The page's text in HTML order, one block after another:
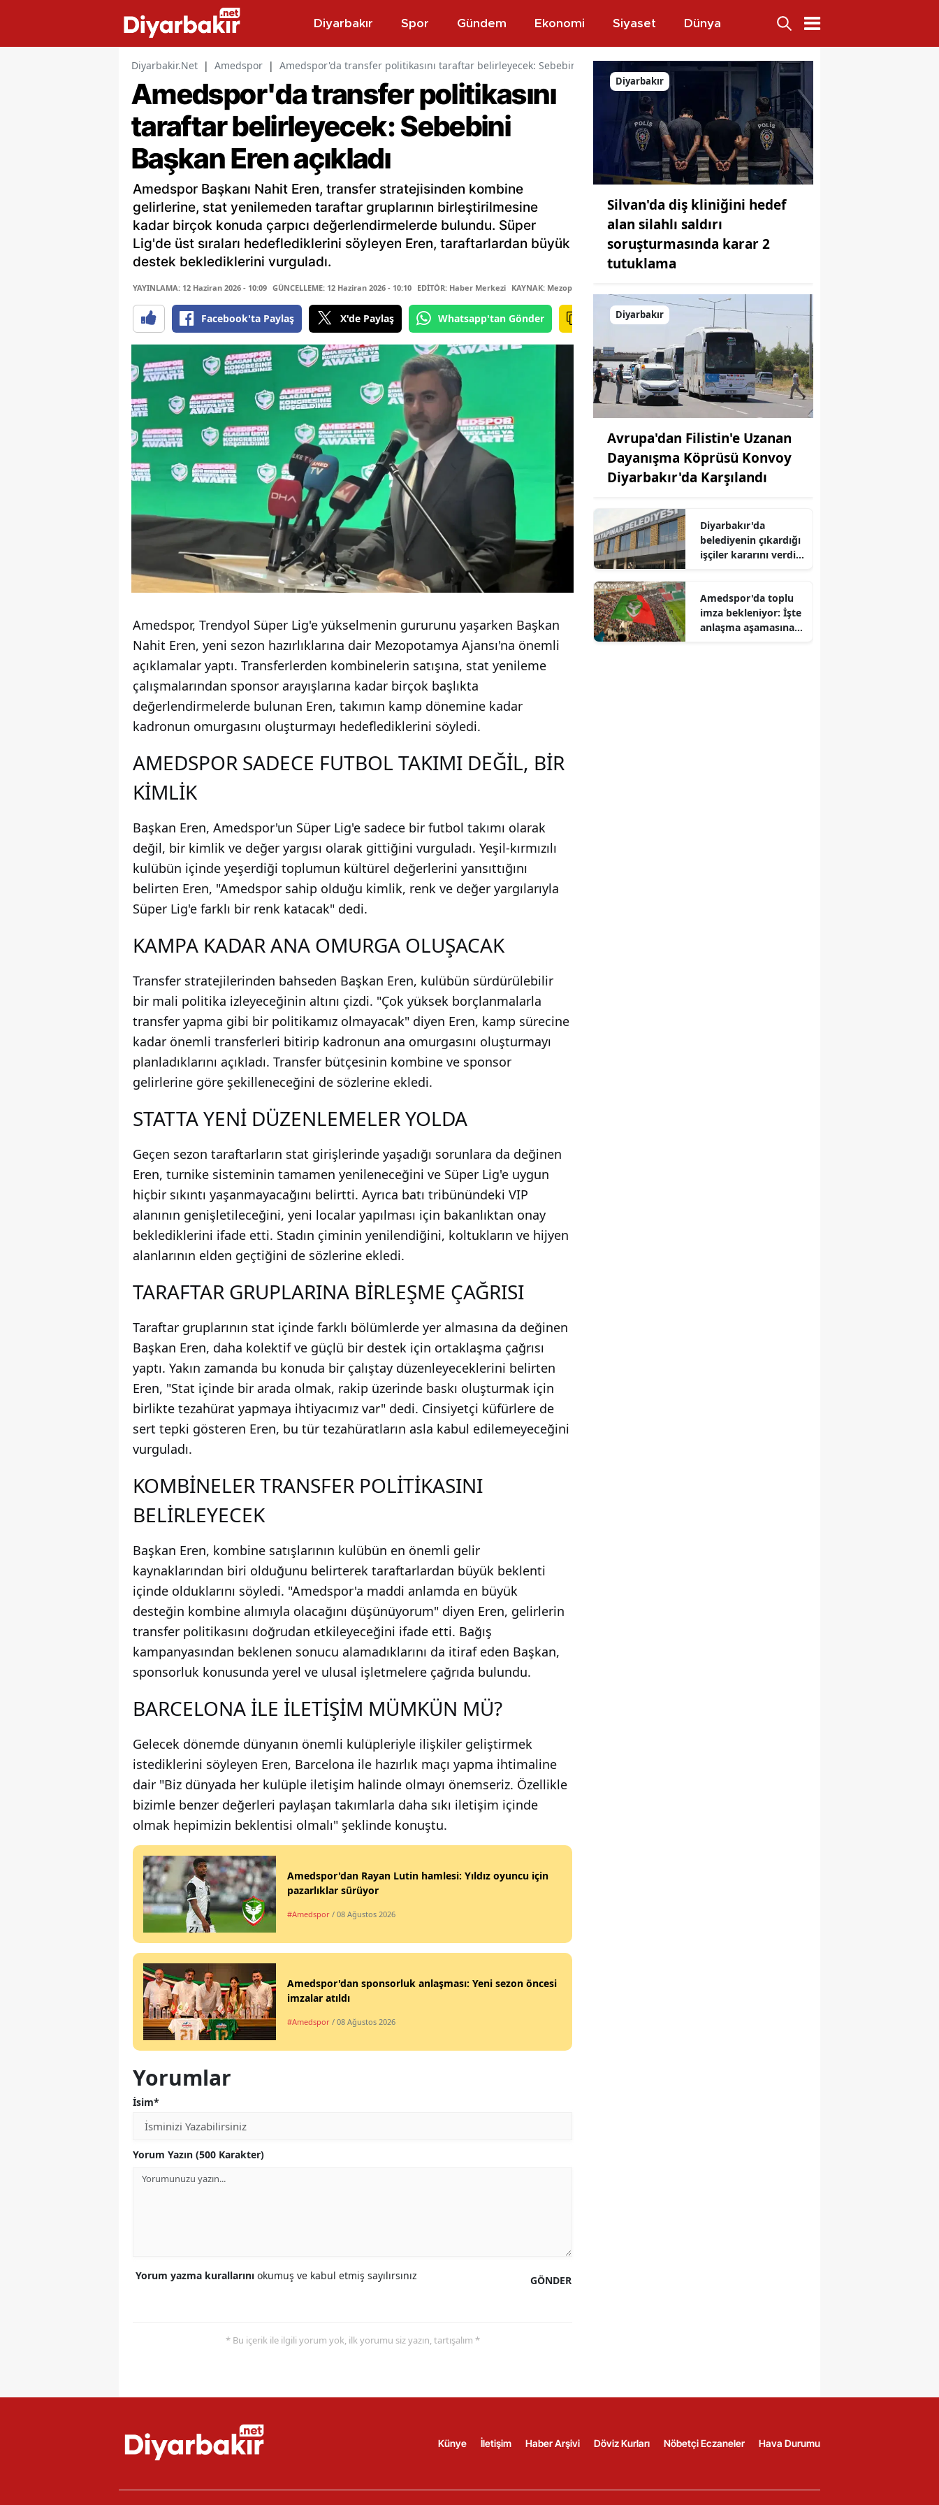
Diyarbakır Spor Gündem Ekonomi Siyaset Dünya
Diyarbakir.Net | Amedspor | Amedspor'da transfer politikasını taraftar belirleyecek: Sebebini Başkan Eren açıkladı
Amedspor'da transfer politikasını
taraftar belirleyecek: Sebebini
Başkan Eren açıkladı
Amedspor Başkanı Nahit Eren, transfer stratejisinden kombine
gelirlerine, stat yenilemeden taraftar gruplarının birleştirilmesine
kadar birçok konuda çarpıcı değerlendirmelerde bulundu. Süper
Lig'de üst sıraları hedeflediklerini söyleyen Eren, taraftarlardan büyük
destek beklediklerini vurguladı.
YAYINLAMA: 12 Haziran 2026 - 10:09 GÜNCELLEME: 12 Haziran 2026 - 10:10 EDİTÖR: Haber Merkezi KAYNAK: Mezopotamya Ajansı
Facebook'ta Paylaş X'de Paylaş Whatsapp'tan Gönder
Amedspor, Trendyol Süper Lig'e yükselmenin gururunu yaşarken Başkan
Nahit Eren, yeni sezon hazırlıklarına dair Mezopotamya Ajansı'na önemli
açıklamalar yaptı. Transferlerden kombinelerin satışına, stat yenileme
çalışmalarından sponsor arayışlarına kadar birçok başlıkta
değerlendirmelerde bulunan Eren, takımın kamp dönemine kadar
kadronun omurgasını oluşturmayı hedeflediklerini söyledi.
AMEDSPOR SADECE FUTBOL TAKIMI DEĞİL, BİR
KİMLİK
Başkan Eren, Amedspor'un Süper Lig'e sadece bir futbol takımı olarak
değil, bir kimlik ve değer yargısı olarak gittiğini vurguladı. Yeşil-kırmızılı
kulübün içinde yeşerdiği toplumun kültürel değerlerini yansıttığını
belirten Eren, "Amedspor sahip olduğu kimlik, renk ve değer yargılarıyla
Süper Lig'e farklı bir renk katacak" dedi.
KAMPA KADAR ANA OMURGA OLUŞACAK
Transfer stratejilerinden bahseden Başkan Eren, kulübün sürdürülebilir
bir mali politika izleyeceğinin altını çizdi. "Çok yüksek borçlanmalarla
transfer yapma gibi bir politikamız olmayacak" diyen Eren, kamp sürecine
kadar önemli transferleri bitirip kadronun ana omurgasını oluşturmayı
planladıklarını açıkladı. Transfer bütçesinin kombine ve sponsor
gelirlerine göre şekilleneceğini de sözlerine ekledi.
STATTA YENİ DÜZENLEMELER YOLDA
Geçen sezon taraftarların stat girişlerinde yaşadığı sorunlara da değinen
Eren, turnike sisteminin tamamen yenileneceğini ve Süper Lig'e uygun
hiçbir sıkıntı yaşanmayacağını belirtti. Ayrıca batı tribünündeki VIP
alanının genişletileceğini, yeni localar yapılması için bakanlıktan onay
beklediklerini ifade etti. Stadın çiminin yenilendiğini, koltukların ve hijyen
alanlarının elden geçtiğini de sözlerine ekledi.
TARAFTAR GRUPLARINA BİRLEŞME ÇAĞRISI
Taraftar gruplarının stat içinde farklı bölümlerde yer almasına da değinen
Başkan Eren, daha kolektif ve güçlü bir destek için ortaklaşma çağrısı
yaptı. Yakın zamanda bu konuda bir çalıştay düzenleyeceklerini belirten
Eren, "Stat içinde bir arada olmak, rakip üzerinde baskı oluşturmak için
birlikte tezahürat yapmaya ihtiyacımız var" dedi. Cinsiyetçi küfürlere de
sert tepki gösteren Eren, bu tür tezahüratların asla kabul edilemeyeceğini
vurguladı.
KOMBİNELER TRANSFER POLİTİKASINI
BELİRLEYECEK
Başkan Eren, kombine satışlarının kulübün en önemli gelir
kaynaklarından biri olduğunu belirterek taraftarlardan büyük beklenti
içinde olduklarını söyledi. "Amedspor'a maddi anlamda en büyük
desteğin kombine alımıyla olacağını düşünüyorum" diyen Eren, gelirlerin
transfer politikasını doğrudan etkileyeceğini ifade etti. Bağış
kampanyasından beklenen sonucu alamadıklarını da itiraf eden Başkan,
sponsorluk konusunda yerel ve ulusal işletmelere çağrıda bulundu.
BARCELONA İLE İLETİŞİM MÜMKÜN MÜ?
Gelecek dönemde dünyanın önemli kulüpleriyle ilişkiler geliştirmek
istediklerini söyleyen Eren, Barcelona ile hazırlık maçı yapma ihtimaline
dair "Biz dünyada her kulüple iletişim halinde olmayı önemseriz. Özellikle
bizimle benzer değerleri paylaşan takımlarla daha sıkı iletişim içinde
olmak hepimizin beklentisi olmalı" şeklinde konuştu.
Amedspor'dan Rayan Lutin hamlesi: Yıldız oyuncu için
pazarlıklar sürüyor
#Amedspor / 08 Ağustos 2026
Amedspor'dan sponsorluk anlaşması: Yeni sezon öncesi
imzalar atıldı
#Amedspor / 08 Ağustos 2026
Yorumlar
İsim*
Yorum Yazın (500 Karakter)
GÖNDER
Yorum yazma kurallarını okumuş ve kabul etmiş sayılırsınız
* Bu içerik ile ilgili yorum yok, ilk yorumu siz yazın, tartışalım *
Diyarbakır
Silvan'da diş kliniğini hedef
alan silahlı saldırı
soruşturmasında karar 2
tutuklama
Diyarbakır
Avrupa'dan Filistin'e Uzanan
Dayanışma Köprüsü Konvoy
Diyarbakır'da Karşılandı
Diyarbakır'da
belediyenin çıkardığı
işçiler kararını verdi:
Amedspor'da toplu
imza bekleniyor: İşte
anlaşma aşamasına
Künye İletişim Haber Arşivi Döviz Kurları Nöbetçi Eczaneler Hava Durumu